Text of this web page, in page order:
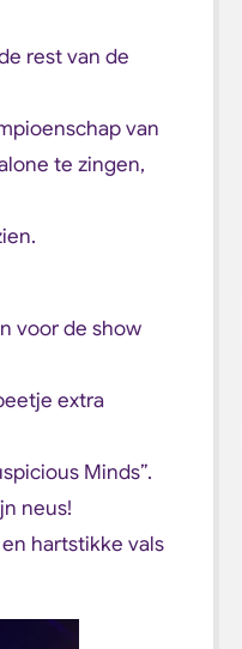
rest van de
van
te zingen,
voor de show
extra
Minds”.
neus!
hartstikke vals